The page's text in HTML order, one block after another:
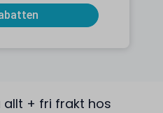
allt + fri frakt hos